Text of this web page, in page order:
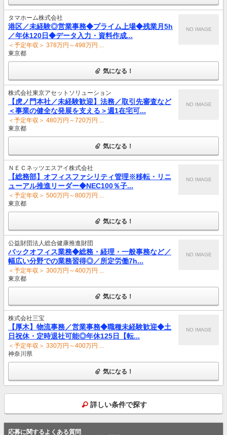
タマホーム株式会社
港区／未経験◎営業事務◆プライム上場◆残業月5h
／年休120日◆データ入力・資料作成...
＜予定年収＞ 378万円～498万円 ...
東京都
NO IMAGE
気になる！
株式会社東京アセットソリューション
【虎ノ門本社／未経験歓迎】法務／取引先審査など
＜事業の健全な発展を支える＞週1在宅可...
＜予定年収＞ 480万円～720万円 ...
東京都
NO IMAGE
気になる！
ＮＥＣネッツエスアイ株式会社
【総務部】オフィスファシリティ管理※移転・リニ
ューアル推進リーダー◆NEC100％子...
＜予定年収＞ 500万円～800万円 ...
東京都
NO IMAGE
気になる！
公益財団法人総合健康推進財団
バックオフィス業務◆総務・経理・一般事務など／
幅広い分野での業務習得◎／所定労働7h...
＜予定年収＞ 300万円～400万円 ...
東京都
NO IMAGE
気になる！
株式会社三宝
【厚木】物流事務／営業事務◆職種未経験歓迎◆土
日祝休・定時退社可能◎年休125日【転...
＜予定年収＞ 330万円～400万円 ...
神奈川県
NO IMAGE
気になる！
詳しい条件で探す
応募に関するよくある質問